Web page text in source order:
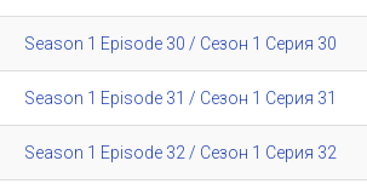
Season 1 Episode 30 / Сезон 1 Серия 30
Season 1 Episode 31 / Сезон 1 Серия 31
Season 1 Episode 32 / Сезон 1 Серия 32